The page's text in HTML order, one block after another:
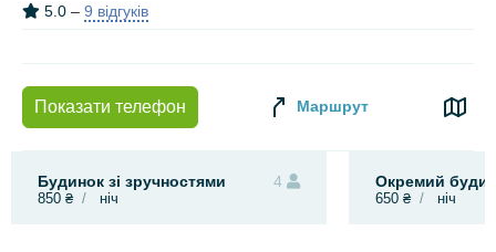
5.0 – 9 відгуків
Показати телефон Маршрут
Будинок зі зручностями 4
850 ₴ ніч
Окремий
650 ₴ ніч